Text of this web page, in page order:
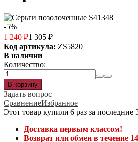
-5%
1 240 ₽1 305 ₽
Код артикула: ZS5820
В наличии
Количество:
Задать вопрос
СравнениеИзбранное
Этот товар купили 6 раз за последние
Доставка первым классом!
Возврат или обмен в течение